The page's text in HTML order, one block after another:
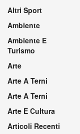
Altri Sport
Ambiente
Ambiente E
Turismo
Arte
Arte A Terni
Arte A Terni
Arte E Cultura
Articoli Recenti